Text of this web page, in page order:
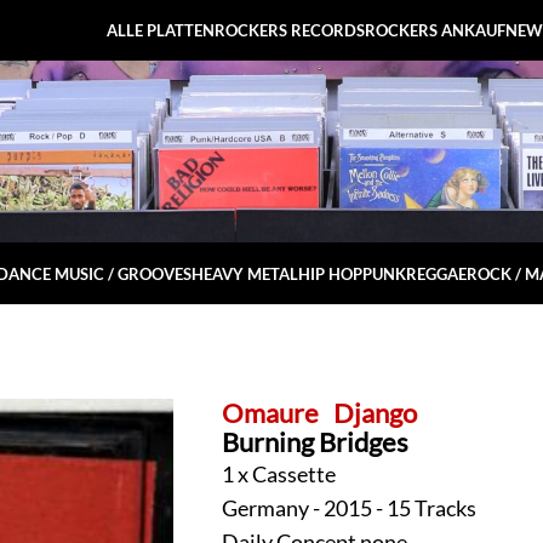
ALLE PLATTENROCKERS RECORDSROCKERS ANKAUF
MUSIC / GROOVESHEAVY METALHIP HOPPUNKREGGAEROCK /
Omaure Django
Burning Bridges
1 x Cassette
Germany - 2015 - 15 Tracks